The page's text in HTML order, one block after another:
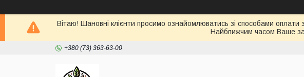
Вітаю! Шановні клієнти просимо ознайомлюватись зі способами
Найближчим часом Ваше
+380 (73) 363-63-00